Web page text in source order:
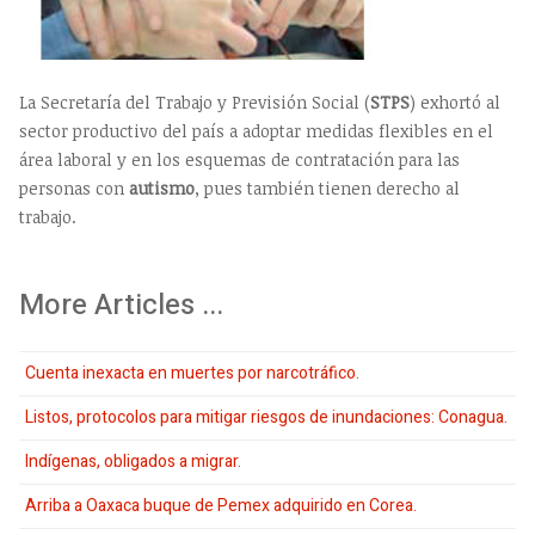
La Secretaría del Trabajo y Previsión Social (STPS) exhortó al
sector productivo del país a adoptar medidas flexibles en el
área laboral y en los esquemas de contratación para las
personas con autismo, pues también tienen derecho al
trabajo.
More Articles ...
Cuenta inexacta en muertes por narcotráfico.
Listos, protocolos para mitigar riesgos de inundaciones: Conagua.
Indígenas, obligados a migrar.
Arriba a Oaxaca buque de Pemex adquirido en Corea.